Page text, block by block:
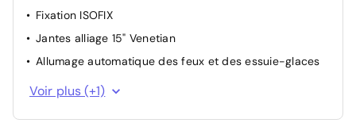
Fixation ISOFIX
Jantes alliage 15" Venetian
Allumage automatique des feux et des essuie-glaces
Condamnation des portes électriques
Voir plus (+1)